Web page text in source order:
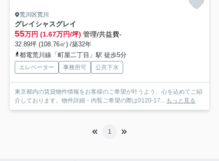
荒川区荒川
グレイシャスグレイ
55万円 (1.67万円/坪) 管理/共益費-
32.89坪 (108.76㎡) /築32年
都電荒川線「町屋二丁目」駅 徒歩5分
エレベーター 事務所可 公共下水
東京都内の賃貸物件情報をお客様のご希望が叶うよう、心を込めてご紹
介しております。物件詳細・内覧ご希望の際は0120-17... もっと見る
1